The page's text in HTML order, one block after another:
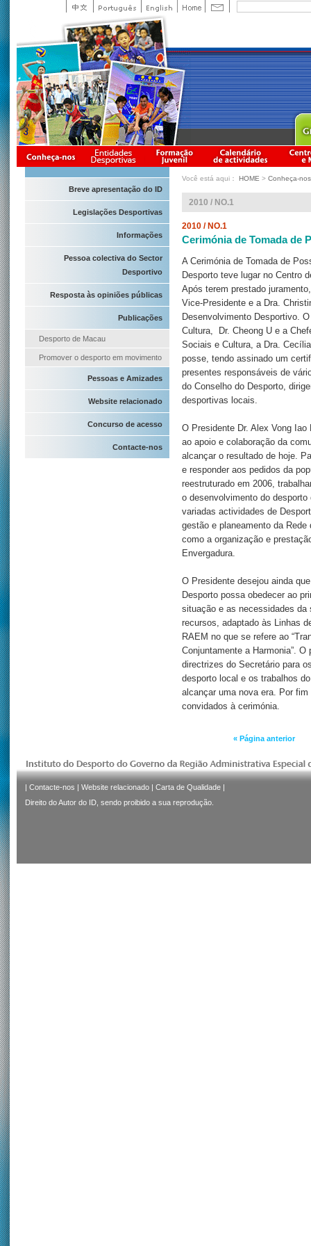
Breve apresentação do ID
Legislações Desportivas
Informações
Pessoa colectiva do Sector
Desportivo
Resposta às opiniões públicas
Publicações
Desporto de Macau
Promover o desporto em movimento
Pessoas e Amizades
Website relacionado
Concurso de acesso
Contacte-nos
Você está aqui： HOME > Conheça-nos
2010 / NO.1
2010 / NO.1
Cerimónia de Tomada de
A Cerimónia de Tomada de
Desporto teve lugar no Centro
Após terem prestado
Vice-Presidente e a Dra.
Desenvolvimento Desportivo.
Cultura, Dr. Cheong U e a
Sociais e Cultura, a Dra.
posse, tendo assinado um
presentes responsáveis de
do Conselho do Desporto,
desportivas locais.
O Presidente Dr. Alex Vong
ao apoio e colaboração da
alcançar o resultado de hoje.
e responder aos pedidos da
reestruturado em 2006,
o desenvolvimento do
variadas actividades de
gestão e planeamento da
como a organização e
Envergadura.
O Presidente desejou ainda
Desporto possa obedecer ao
situação e as necessidades da
recursos, adaptado às Linhas
RAEM no que se refere ao
Conjuntamente a Harmonia”.
directrizes do Secretário para
desporto local e os trabalhos
alcançar uma nova era. Por
convidados à cerimónia.
« Página anterior
| Contacte-nos | Website relacionado | Carta de Qualidade |
Direito do Autor do ID, sendo proibido a sua reprodução.